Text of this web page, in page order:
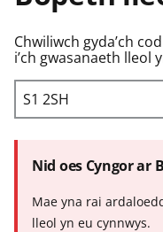
wChwiliwch gyda’ch
i’ch gwasanaeth lleol
Nid oes Cyngor ar
Mae yna rai
lleol yn eu cynnwys.